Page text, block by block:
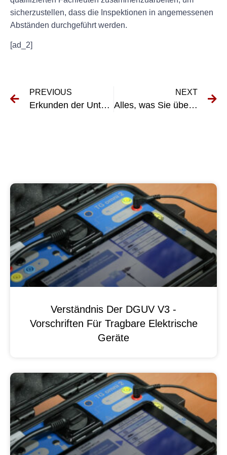
sicherzustellen, dass die Inspektionen in angemessenen
Abständen durchgeführt werden.
[ad_2]
PREVIOUS
Erkunden der Unterschiede zwischen 0701 und 0702: Was Sie wissen müssen
NEXT
Alles, was Sie über die UVV-Prüfung Eisenach wissen müssen
Verständnis Der DGUV V3 -
Vorschriften Für Tragbare Elektrische
Geräte